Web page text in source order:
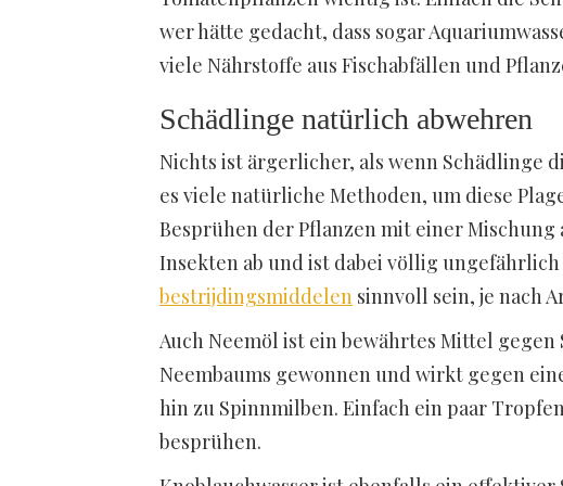
wer hätte gedacht, dass sogar
viele Nährstoffe aus Fischabfällen und
Schädlinge natürlich abwehren
Nichts ist ärgerlicher, als wenn Schädlinge
es viele natürliche Methoden, um diese
Besprühen der Pflanzen mit einer
Insekten ab und ist dabei völlig
bestrijdingsmiddelen sinnvoll sein, je nach
Auch Neemöl ist ein bewährtes Mittel gegen
Neembaums gewonnen und wirkt gegen
hin zu Spinnmilben. Einfach ein paar
besprühen.